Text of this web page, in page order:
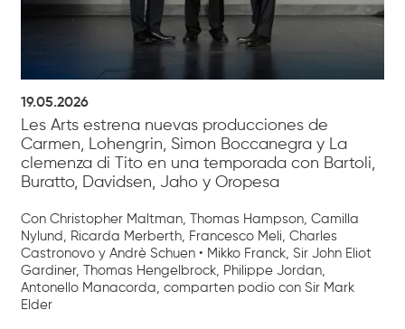
19.05.2026
Les Arts estrena nuevas producciones de
Carmen, Lohengrin, Simon Boccanegra y La
clemenza di Tito en una temporada con Bartoli,
Buratto, Davidsen, Jaho y Oropesa
Con Christopher Maltman, Thomas Hampson, Camilla
Nylund, Ricarda Merberth, Francesco Meli, Charles
Castronovo y Andrè Schuen • Mikko Franck, Sir John Eliot
Gardiner, Thomas Hengelbrock, Philippe Jordan,
Antonello Manacorda, comparten podio con Sir Mark
Elder